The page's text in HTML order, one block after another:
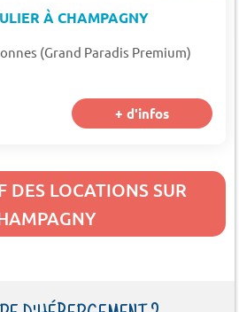
À CHAMPAGNY
(Grand Paradis Premium)
+ d'infos
DES LOCATIONS SUR